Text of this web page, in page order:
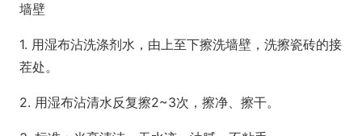
墙壁
1. 用湿布沾洗涤剂水，由上至下擦洗墙壁，洗擦瓷砖的接
茬处。
2. 用湿布沾清水反复擦2~3次，擦净、擦干。